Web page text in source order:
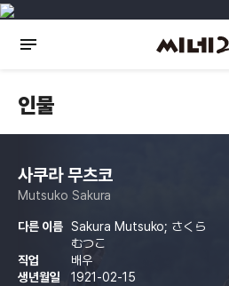
인물
사쿠라 무츠코
Mutsuko Sakura
다른 이름
Sakura Mutsuko; さくら
むつこ
직업
배우
생년월일
1921-02-15